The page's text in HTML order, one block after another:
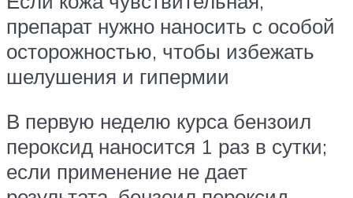
препарат нужно наносить с особой
осторожностью, чтобы избежать
шелушения и гипермии
В первую неделю курса бензоил
пероксид наносится 1 раз в сутки;
если применение не дает